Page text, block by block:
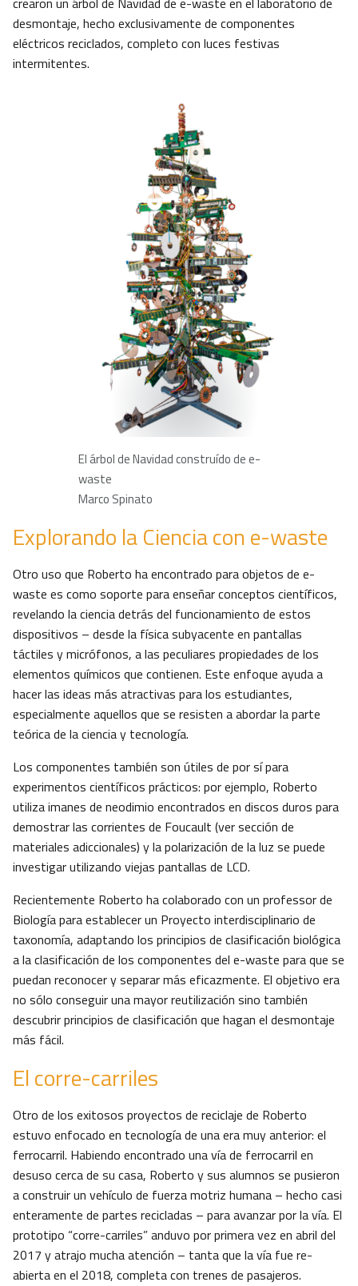
desmontaje, hecho exclusivamente de componentes
eléctricos reciclados, completo con luces festivas
intermitentes.
El árbol de Navidad construído de e-
waste
Marco Spinato
Explorando la Ciencia con e-waste
Otro uso que Roberto ha encontrado para objetos de e-
waste es como soporte para enseñar conceptos científicos,
revelando la ciencia detrás del funcionamiento de estos
dispositivos – desde la física subyacente en pantallas
táctiles y micrófonos, a las peculiares propiedades de los
elementos químicos que contienen. Este enfoque ayuda a
hacer las ideas más atractivas para los estudiantes,
especialmente aquellos que se resisten a abordar la parte
teórica de la ciencia y tecnología.
Los componentes también son útiles de por sí para
experimentos científicos prácticos: por ejemplo, Roberto
utiliza imanes de neodimio encontrados en discos duros para
demostrar las corrientes de Foucault (ver sección de
materiales adiccionales) y la polarización de la luz se puede
investigar utilizando viejas pantallas de LCD.
Recientemente Roberto ha colaborado con un professor de
Biología para establecer un Proyecto interdisciplinario de
taxonomía, adaptando los principios de clasificación biológica
a la clasificación de los componentes del e-waste para que se
puedan reconocer y separar más eficazmente. El objetivo era
no sólo conseguir una mayor reutilización sino también
descubrir principios de clasificación que hagan el desmontaje
más fácil.
El corre-carriles
Otro de los exitosos proyectos de reciclaje de Roberto
estuvo enfocado en tecnología de una era muy anterior: el
ferrocarril. Habiendo encontrado una vía de ferrocarril en
desuso cerca de su casa, Roberto y sus alumnos se pusieron
a construir un vehículo de fuerza motriz humana – hecho casi
enteramente de partes recicladas – para avanzar por la vía. El
prototipo “corre-carriles” anduvo por primera vez en abril del
2017 y atrajo mucha atención – tanta que la vía fue re-
abierta en el 2018, completa con trenes de pasajeros.